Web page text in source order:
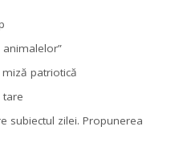
animalelor”
patriotică
tare
subiectul zilei. Propunerea